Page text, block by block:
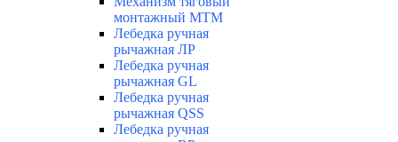
монтажный МТМ
Лебедка ручная
рычажная ЛР
Лебедка ручная
рычажная GL
Лебедка ручная
рычажная QSS
Лебедка ручная